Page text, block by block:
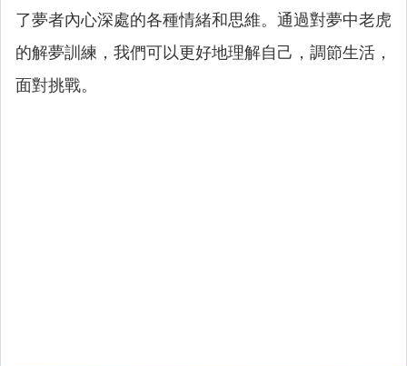
了夢者內心深處的各種情緒和思維。通過對夢中老虎
的解夢訓練，我們可以更好地理解自己，調節生活，
面對挑戰。